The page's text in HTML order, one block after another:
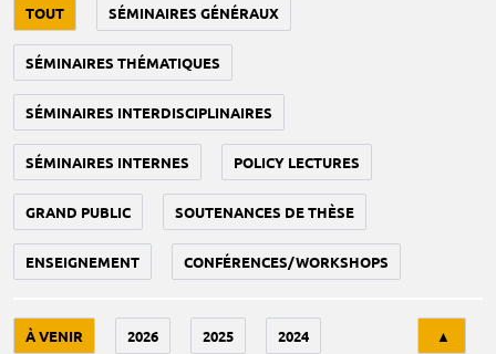
TOUT SÉMINAIRES GÉNÉRAUX
SÉMINAIRES THÉMATIQUES
SÉMINAIRES INTERDISCIPLINAIRES
SÉMINAIRES INTERNES POLICY LECTURES
GRAND PUBLIC SOUTENANCES DE THÈSE
ENSEIGNEMENT CONFÉRENCES/WORKSHOPS
À VENIR 2026 2025 2024 ▲